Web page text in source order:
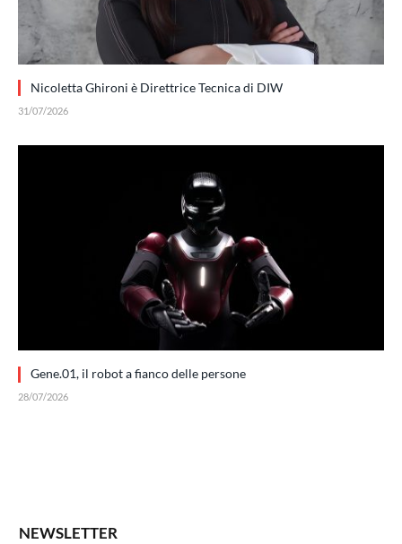
Nicoletta Ghironi è Direttrice Tecnica di DIW
31/07/2026
Gene.01, il robot a fianco delle persone
28/07/2026
NEWSLETTER